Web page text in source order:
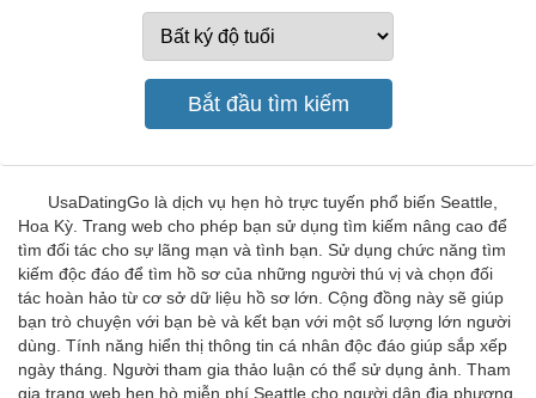
UsaDatingGo là dịch vụ hẹn hò trực tuyến phổ biến Seattle,
Hoa Kỳ. Trang web cho phép bạn sử dụng tìm kiếm nâng cao để
tìm đối tác cho sự lãng mạn và tình bạn. Sử dụng chức năng tìm
kiếm độc đáo để tìm hồ sơ của những người thú vị và chọn đối
tác hoàn hảo từ cơ sở dữ liệu hồ sơ lớn. Cộng đồng này sẽ giúp
bạn trò chuyện với bạn bè và kết bạn với một số lượng lớn người
dùng. Tính năng hiển thị thông tin cá nhân độc đáo giúp sắp xếp
ngày tháng. Người tham gia thảo luận có thể sử dụng ảnh. Tham
gia trang web hẹn hò miễn phí Seattle cho người dân địa phương,